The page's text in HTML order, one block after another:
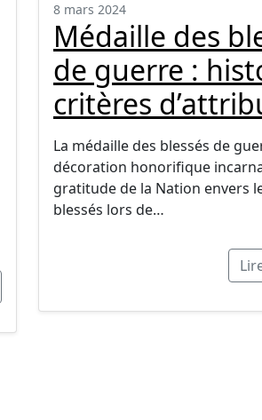
8 mars 2024
Médaille des
de guerre :
critères
La médaille des blessés de
décoration honorifique
gratitude de la Nation envers
blessés lors de…